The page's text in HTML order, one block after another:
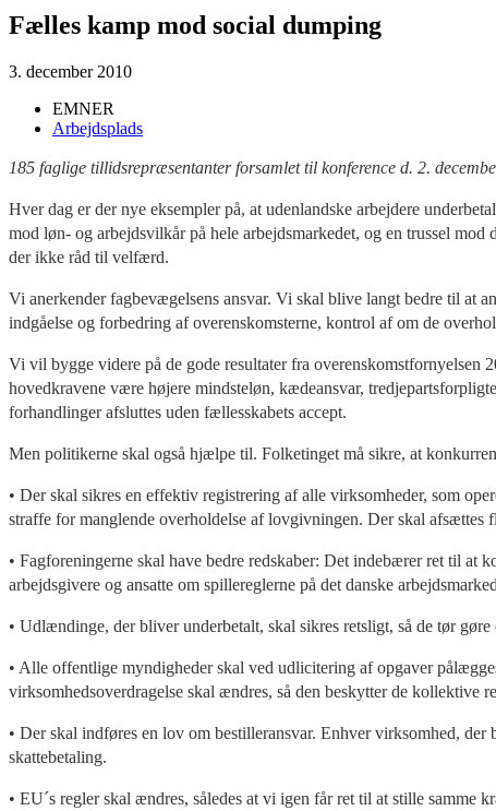
Fælles kamp mod social dumping
3. december 2010
EMNER
Arbejdsplads
185 faglige tillidsrepræsentanter forsamlet til konference d. 2.
Hver dag er der nye eksempler på, at udenlandske arbejdere
mod løn- og arbejdsvilkår på hele arbejdsmarkedet, og en trussel
der ikke råd til velfærd.
Vi anerkender fagbevægelsens ansvar. Vi skal blive langt bedre til at
indgåelse og forbedring af overenskomsterne, kontrol af om de
Vi vil bygge videre på de gode resultater fra
hovedkravene være højere mindsteløn, kædeansvar,
forhandlinger afsluttes uden fællesskabets accept.
Men politikerne skal også hjælpe til. Folketinget må sikre, at
• Der skal sikres en effektiv registrering af alle virksomheder, som
straffe for manglende overholdelse af lovgivningen. Der skal
• Fagforeningerne skal have bedre redskaber: Det indebærer ret til
arbejdsgivere og ansatte om spillereglerne på det danske
• Udlændinge, der bliver underbetalt, skal sikres retsligt, så de tør
• Alle offentlige myndigheder skal ved udlicitering af opgaver
virksomhedsoverdragelse skal ændres, så den beskytter de kollektive
• Der skal indføres en lov om bestilleransvar. Enhver virksomhed,
skattebetaling.
• EU´s regler skal ændres, således at vi igen får ret til at stille